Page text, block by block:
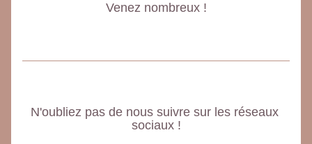
Venez nombreux !
N'oubliez pas de nous suivre sur les réseaux
sociaux !